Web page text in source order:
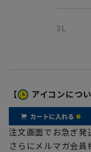
3L
【 アイコンについ
注文画面でお急ぎ発
さらにメルマガ会